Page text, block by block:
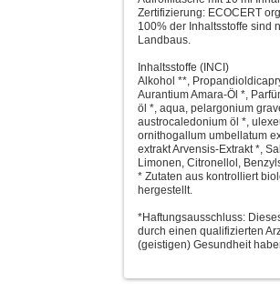
Zertifizierung: ECOCERT
100% der Inhaltsstoffe sind
Landbaus.
Inhaltsstoffe (INCI)
Alkohol **,
Aurantium Amara-Öl *,
öl *, aqua, pelargonium
austrocaledonium öl *,
ornithogallum umbellatum
extrakt Arvensis-Extrakt *,
Limonen, Citronellol,
* Zutaten aus kontrolliert
hergestellt.
*Haftungsausschluss:
durch einen qualifizierten
(geistigen) Gesundheit